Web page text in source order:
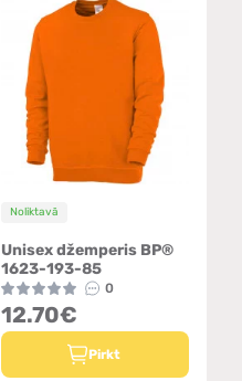
Noliktavā
Unisex džemperis BP®
1623-193-85
0
12.70€
Pirkt